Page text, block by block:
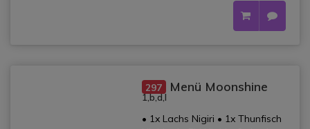
297 Menü Moonshine
1,b,d,l
• 1x Lachs Nigiri • 1x Thunfisch